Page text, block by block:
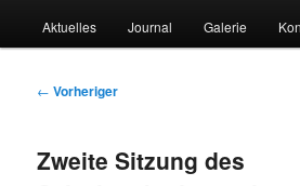
Aktuelles Journal Galerie
Beitragsnavigation
← Vorheriger
Zweite Sitzung des